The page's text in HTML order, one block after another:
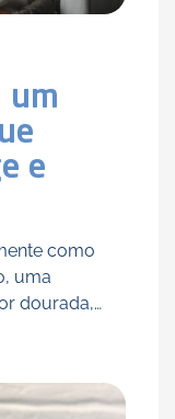
um
e
como
uma
dourada,
…